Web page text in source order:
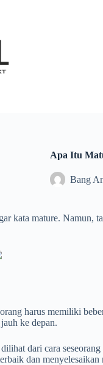
Apa Itu
Bang
kata mature.
harus memiliki
ke depan.
dari cara
dan menyelesaikan